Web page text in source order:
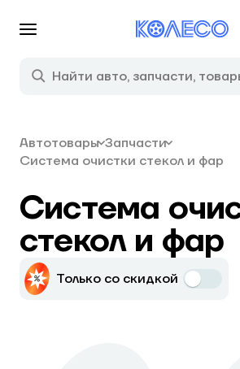
Автотовары Запчасти
Система очистки стекол и фар
Система
стекол и фар
Только со скидкой